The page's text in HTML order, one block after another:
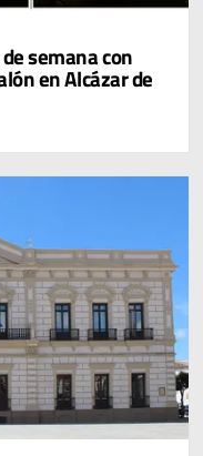
semana con
en Alcázar de